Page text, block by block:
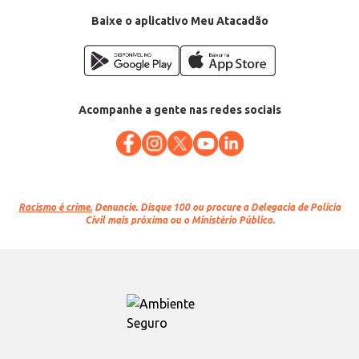
Baixe o aplicativo Meu Atacadão
Acompanhe a gente nas redes sociais
Racismo é crime. Denuncie. Disque 100 ou procure a Delegacia de Polícia
Civil mais próxima ou o Ministério Público.